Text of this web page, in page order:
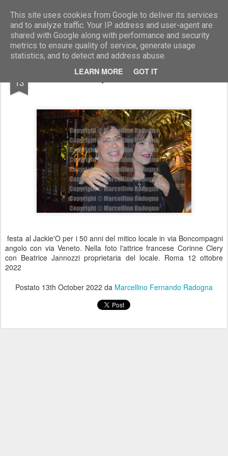
This site uses cookies from Google to deliver its services
and to analyze traffic. Your IP address and user-agent are
shared with Google along with performance and security
metrics to ensure quality of service, generate usage
statistics, and to detect and address abuse.
LEARN MORE GOT IT
Marcellino Radogna - Fotonotizie per la stampa
13 Corinne Clery con Beatrice Jannozzi
festa al Jackie'O per i 50 anni del mitico locale in via Boncompagni
angolo con via Veneto. Nella foto l'attrice francese Corinne Clery
con Beatrice Jannozzi proprietaria del locale. Roma 12 ottobre
2022
Postato 13th October 2022 da Marcellino Fernando Radogna